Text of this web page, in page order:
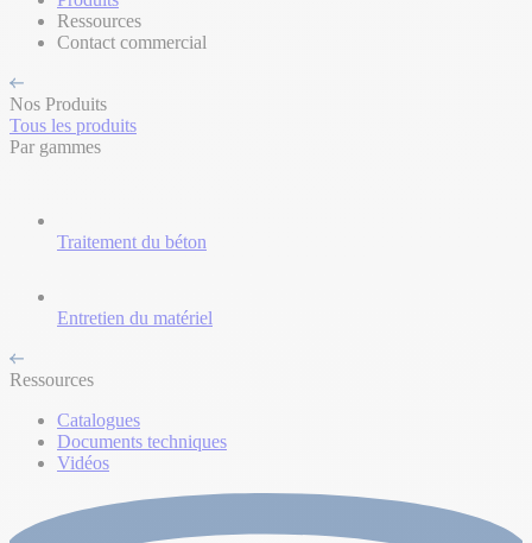
Ressources
Contact commercial
Nos Produits
Tous les produits
Par gammes
Traitement du béton
Entretien du matériel
Ressources
Catalogues
Documents techniques
Vidéos